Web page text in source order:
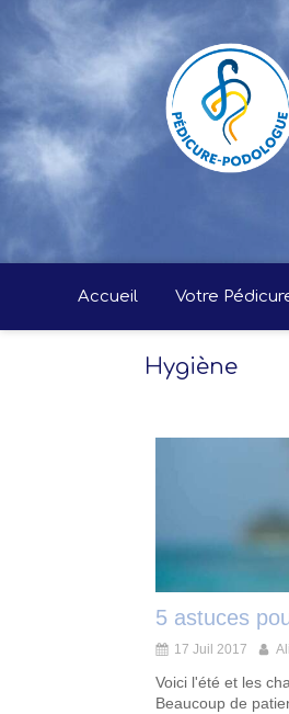
Accueil Votre
Hygiène
5 astuces
17 Juil 2017
Voici l'été et les
Beaucoup de